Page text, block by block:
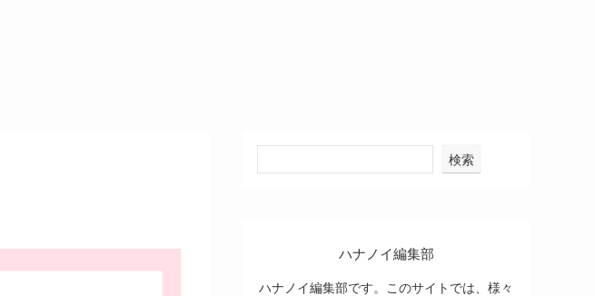
検索
ハナノイ編集部
ハナノイ編集部です。このサイトでは、様々